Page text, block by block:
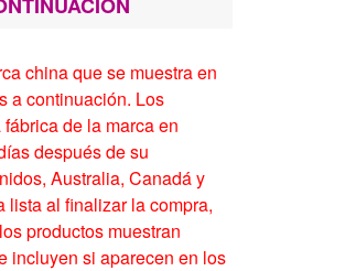
china que se muestra en
a continuación. Los
de la marca en
después de su
Australia, Canadá y
lista al finalizar la compra,
productos muestran
incluyen si aparecen en los